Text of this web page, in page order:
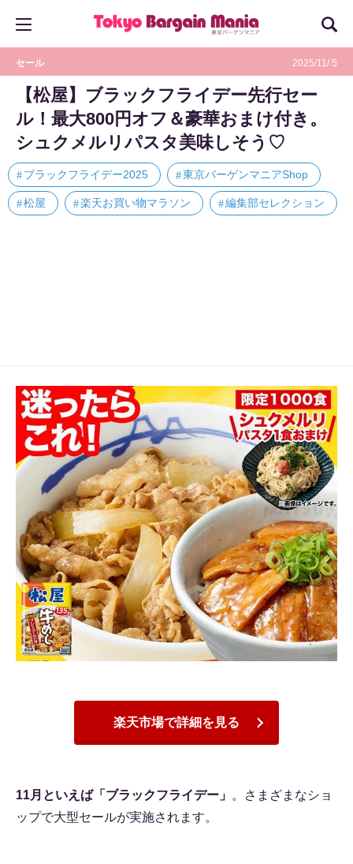
セール 2025/11/ 5
【松屋】ブラックフライデー先行セー
ル！最大800円オフ＆豪華おまけ付き。
シュクメルリパスタ美味しそう♡
ブラックフライデー2025 東京バーゲンマニアShop
松屋 楽天お買い物マラソン 編集部セレクション
楽天市場で詳細を見る
11月といえば「ブラックフライデー」 。さまざまなショ
ップで大型セールが実施されます。